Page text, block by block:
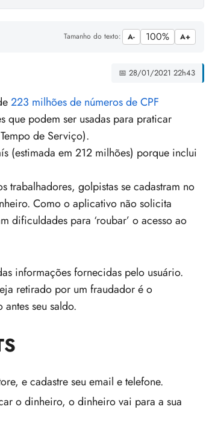
Tamanho do texto: A- 100% A+
📅 28/01/2021 22h43
223 milhões de números de CPF
que podem ser usadas para praticar
de Serviço).
(estimada em 212 milhões) porque inclui
trabalhadores, golpistas se cadastram no
Como o aplicativo não solicita
dificuldades para ‘roubar’ o acesso ao
informações fornecidas pelo usuário.
retirado por um fraudador é o
seu saldo.
ecadastre seu email e telefone.
o dinheiro, o dinheiro vai para a sua